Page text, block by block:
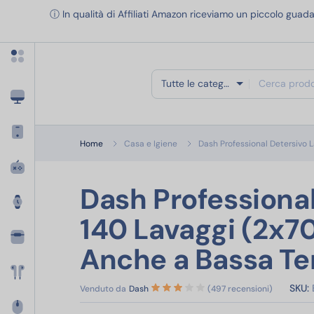
ⓘ In qualità di Affiliati Amazon riceviamo un piccolo
Tutte le categorie
Apri menu categorie
Home Casa e Igiene Dash Professional Detersivo
Dash
140 Lavaggi
Anche a Bassa
Venduto da Dash (497 recensioni) SKU: